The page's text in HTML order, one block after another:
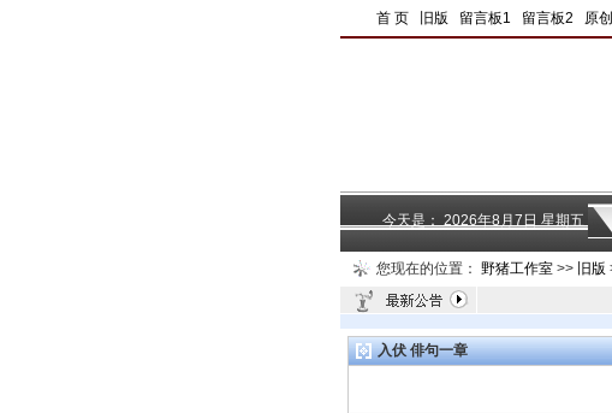
首 页 旧版 留言板1 留言板2 原
今天是： 2026年8月7日 星期五
您现在的位置： 野猪工作室 >> 旧版
入伏 俳句一章